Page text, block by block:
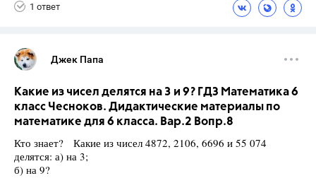
1 ответ
Джек Папа
Какие из чисел делятся на 3 и 9? ГДЗ Математика 6
класс Чесноков. Дидактические материалы по
математике для 6 класса. Вар.2 Вопр.8
Кто знает? Какие из чисел 4872, 2106, 6696 и 55 074
делятся: а) на 3;
б) на 9?